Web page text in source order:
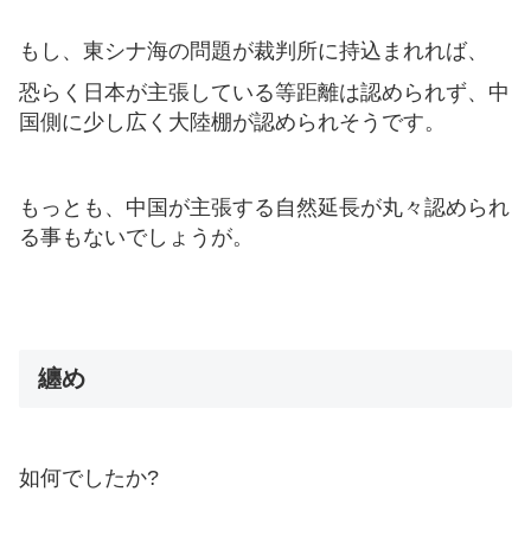
もし、東シナ海の問題が裁判所に持込まれれば、
恐らく日本が主張している等距離は認められず、中
国側に少し広く大陸棚が認められそうです。
もっとも、中国が主張する自然延長が丸々認められ
る事もないでしょうが。
纏め
如何でしたか?